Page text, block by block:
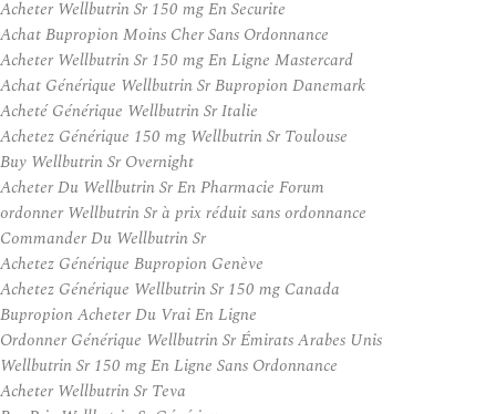
Acheter Wellbutrin Sr 150 mg En Securite
Achat Bupropion Moins Cher Sans Ordonnance
Acheter Wellbutrin Sr 150 mg En Ligne Mastercard
Achat Générique Wellbutrin Sr Bupropion Danemark
Acheté Générique Wellbutrin Sr Italie
Achetez Générique 150 mg Wellbutrin Sr Toulouse
Buy Wellbutrin Sr Overnight
Acheter Du Wellbutrin Sr En Pharmacie Forum
ordonner Wellbutrin Sr à prix réduit sans ordonnance
Commander Du Wellbutrin Sr
Achetez Générique Bupropion Genève
Achetez Générique Wellbutrin Sr 150 mg Canada
Bupropion Acheter Du Vrai En Ligne
Ordonner Générique Wellbutrin Sr Émirats Arabes Unis
Wellbutrin Sr 150 mg En Ligne Sans Ordonnance
Acheter Wellbutrin Sr Teva